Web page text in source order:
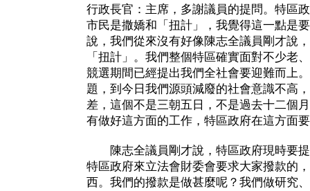
行政長官：主席，多謝議員的提問。特區
市民是撒嬌和「扭計」，我覺得這一點是
說，我們從來沒有好像陳志全議員剛才說
「扭計」。我們整個特區確實面對不少老
競選期間已經提出我們全社會要迎難而上
題，到今日我們源頭減廢的社會意識不高
差，這個不是三朝五日，不是過去十二個
有做好這方面的工作，特區政府在這方面
陳志全議員剛才說，特區政府現時要提
特區政府來立法會財委會要求大家撥款的
西。我們的撥款是做甚麼呢？我們做研究